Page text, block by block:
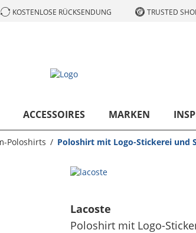
KOSTENLOSE RÜCKSENDUNG TRUSTED
ACCESSOIRES MARKEN
Poloshirts Poloshirt mit Logo-Stickerei und
Lacoste
Poloshirt mit Logo-